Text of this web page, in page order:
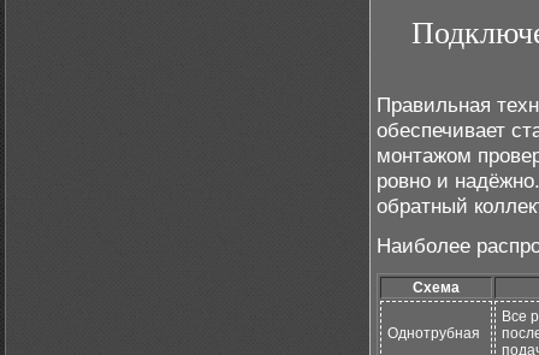
Правильная
обеспечивает
монтажом
ровно и
обратный
Наиболее
Схема
Однотрубная
Все